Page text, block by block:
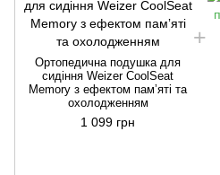
Ортопедична подушка для
сидіння Weizer CoolSeat
Memory з ефектом памʼяті та
охолодженням
1 099 грн